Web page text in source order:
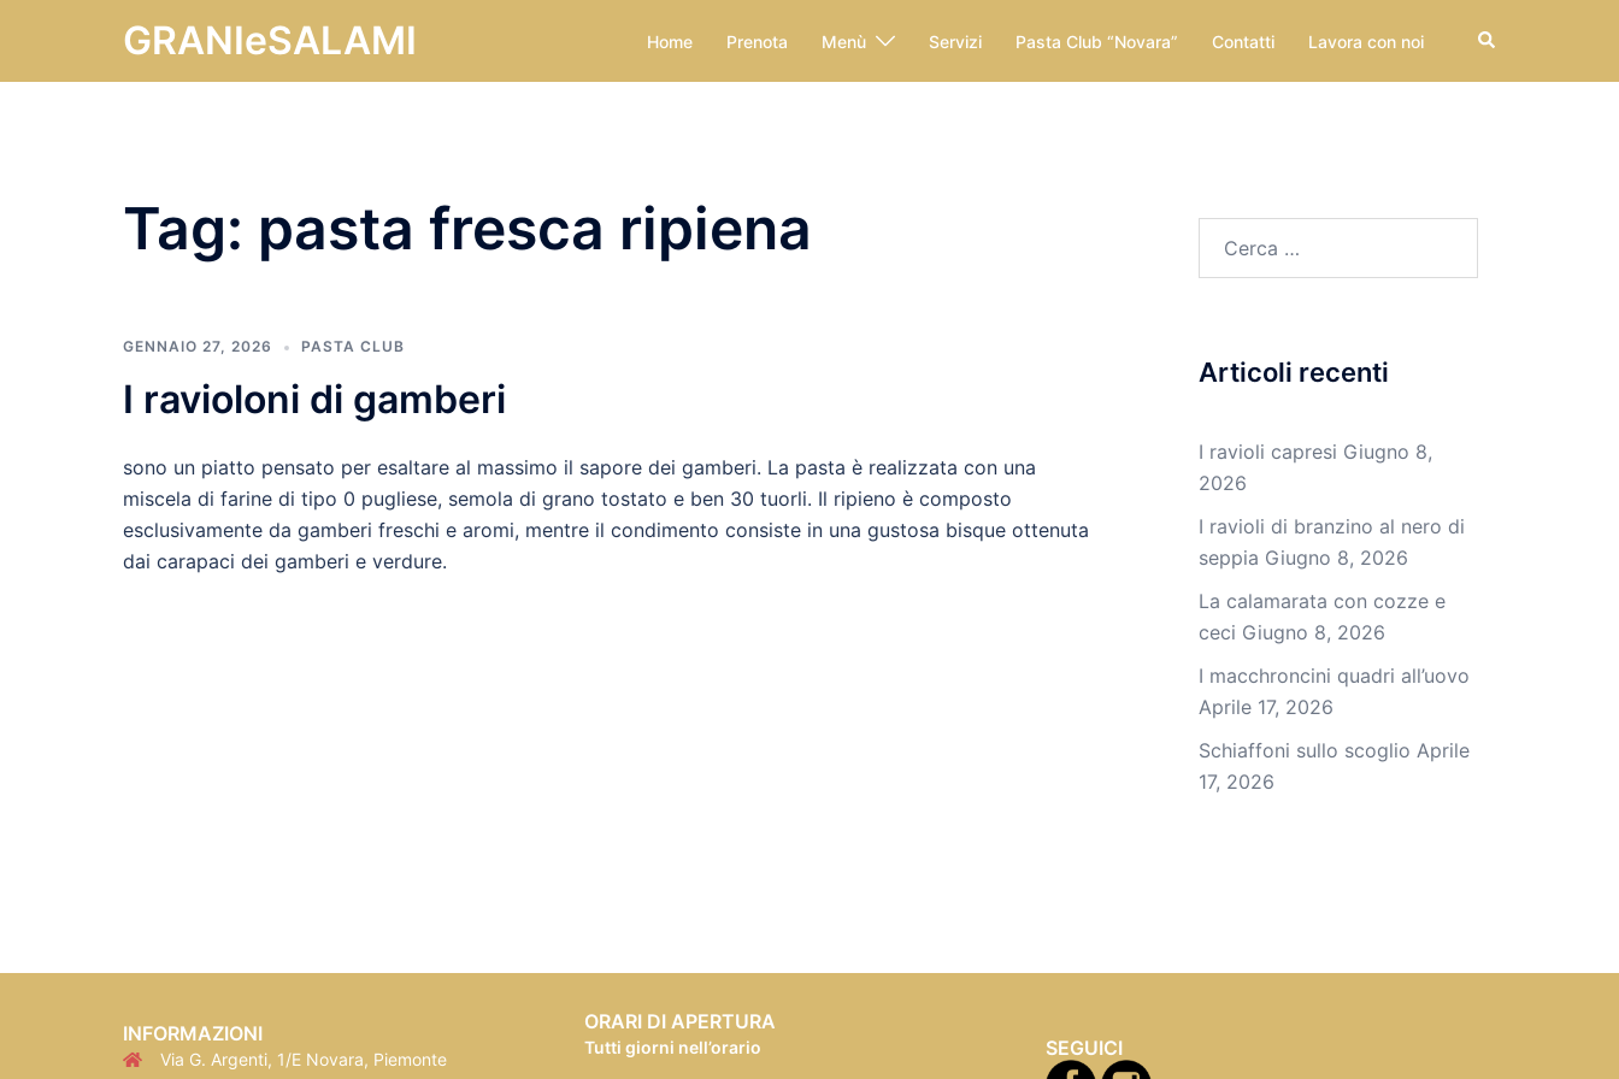
contenuto
GRANIeSALAMI Home Prenota Menù Servizi Pasta Club “Novara” Contatti Lavora con noi Cerca
Tag: pasta fresca ripiena
GENNAIO 27, 2026 PASTA CLUB
I ravioloni di gamberi
sono un piatto pensato per esaltare al massimo il sapore dei gamberi. La pasta è realizzata con una
miscela di farine di tipo 0 pugliese, semola di grano tostato e ben 30 tuorli. Il ripieno è composto
esclusivamente da gamberi freschi e aromi, mentre il condimento consiste in una gustosa bisque ottenuta
dai carapaci dei gamberi e verdure.
Articoli recenti
I ravioli capresi Giugno 8,
2026
I ravioli di branzino al nero di
seppia Giugno 8, 2026
La calamarata con cozze e
ceci Giugno 8, 2026
I macchroncini quadri all’uovo
Aprile 17, 2026
Schiaffoni sullo scoglio Aprile
17, 2026
INFORMAZIONI
Via G. Argenti, 1/E Novara, Piemonte
ORARI DI APERTURA
Tutti giorni nell’orario SEGUICI